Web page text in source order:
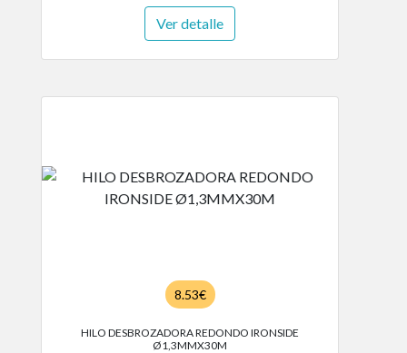
Ver detalle
8.53€
HILO DESBROZADORA REDONDO IRONSIDE
Ø1,3MMX30M